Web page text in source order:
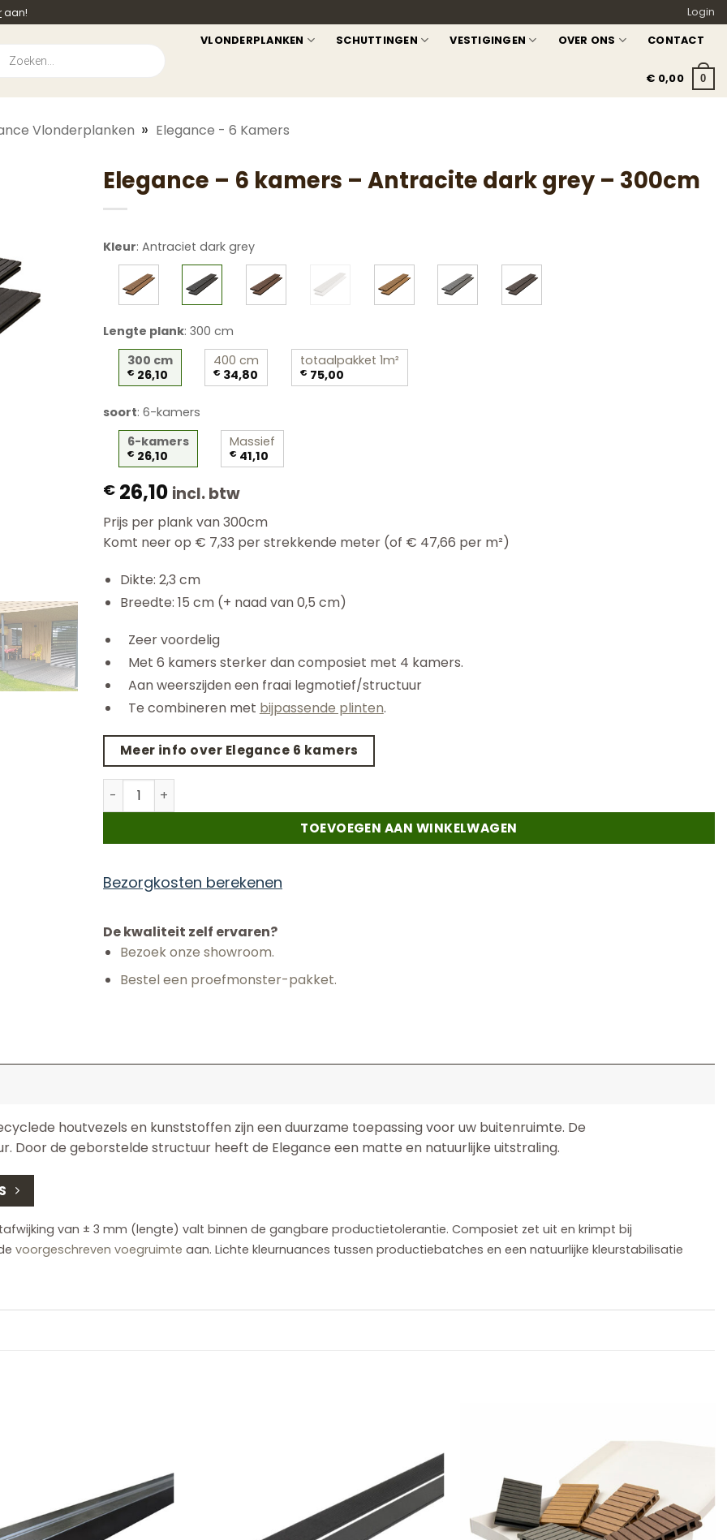
aan! Login
VLONDERPLANKEN SCHUTTINGEN VESTIGINGEN OVER ONS CONTACT
€ 0,00 0
Vlonderplanken » Elegance - 6 Kamers
Elegance – 6 kamers – Antracite dark grey – 300cm
Kleur: Antraciet dark grey
Lengte plank: 300 cm
300 cm
€ 26,10
400 cm
€ 34,80
totaalpakket 1m²
€ 75,00
soort: 6-kamers
6-kamers
€ 26,10
Massief
€ 41,10
€ 26,10 incl. btw
Prijs per plank van 300cm
Komt neer op € 7,33 per strekkende meter (of € 47,66 per m²)
Dikte: 2,3 cm
Breedte: 15 cm (+ naad van 0,5 cm)
Zeer voordelig
Met 6 kamers sterker dan composiet met 4 kamers.
Aan weerszijden een fraai legmotief/structuur
Te combineren met bijpassende plinten.
Meer info over Elegance 6 kamers
Elegance - 6 kamers - Antracite dark grey - 300cm aantal
TOEVOEGEN AAN WINKELWAGEN
Bezorgkosten berekenen
De kwaliteit zelf ervaren?
Bezoek onze showroom.
Bestel een proefmonster-pakket.
houtvezels en kunststoffen zijn een duurzame toepassing voor uw buitenruimte. De
Door de geborstelde structuur heeft de Elegance een matte en natuurlijke uitstraling.
van ± 3 mm (lengte) valt binnen de gangbare productietolerantie. Composiet zet uit en krimpt bij
voorgeschreven voegruimte aan. Lichte kleurnuances tussen productiebatches en een natuurlijke kleurstabilisatie